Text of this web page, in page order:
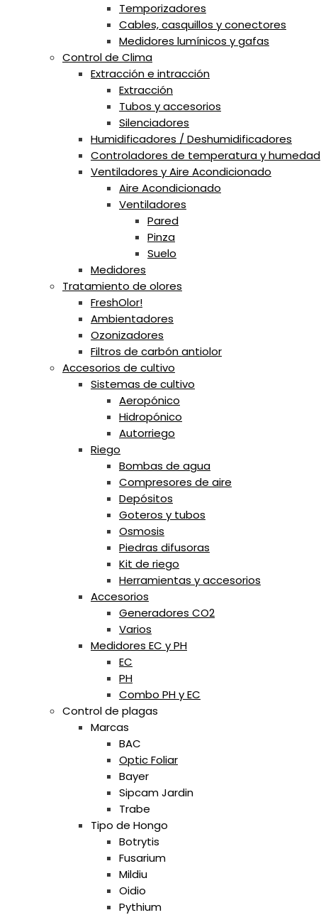
Temporizadores
Cables, casquillos y conectores
Medidores lumínicos y gafas
Control de Clima
Extracción e intracción
Extracción
Tubos y accesorios
Silenciadores
Humidificadores / Deshumidificadores
Controladores de temperatura y humedad
Ventiladores y Aire Acondicionado
Aire Acondicionado
Ventiladores
Pared
Pinza
Suelo
Medidores
Tratamiento de olores
FreshOlor!
Ambientadores
Ozonizadores
Filtros de carbón antiolor
Accesorios de cultivo
Sistemas de cultivo
Aeropónico
Hidropónico
Autorriego
Riego
Bombas de agua
Compresores de aire
Depósitos
Goteros y tubos
Osmosis
Piedras difusoras
Kit de riego
Herramientas y accesorios
Accesorios
Generadores CO2
Varios
Medidores EC y PH
EC
PH
Combo PH y EC
Control de plagas
Marcas
BAC
Optic Foliar
Bayer
Sipcam Jardin
Trabe
Tipo de Hongo
Botrytis
Fusarium
Mildiu
Oidio
Pythium